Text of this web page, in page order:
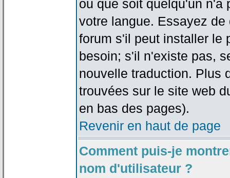
ou que soit quelqu'un n'a
votre langue. Essayez
forum s'il peut installer le
besoin; s'il n'existe pas,
nouvelle traduction. Plus
trouvées sur le site web
en bas des pages).
Revenir en haut de page
Comment puis-je
nom d'utilisateur ?